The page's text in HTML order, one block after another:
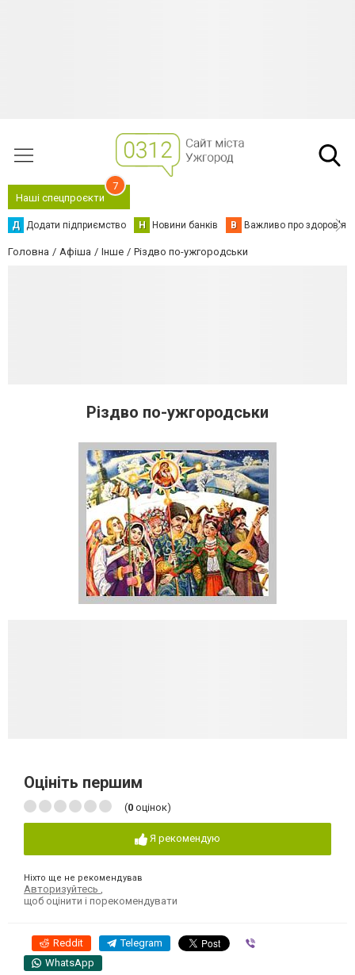
Наші спецпроєкти
7
Д Додати підприємство Н Новини банків В Важливо про здоров'я
Головна Афіша Інше Різдво по-ужгородськи
Різдво по-ужгородськи
Оцініть першим
(0 оцінок)
Я рекомендую
Ніхто ще не рекомендував
Авторизуйтесь
щоб оцінити і порекомендувати
Reddit Telegram
WhatsApp